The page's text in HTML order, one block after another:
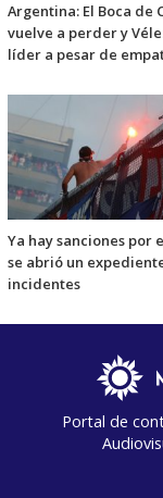
Argentina: El Boca de
vuelve a perder y
líder a pesar de
Ya hay sanciones por
se abrió un
incidentes
Portal de